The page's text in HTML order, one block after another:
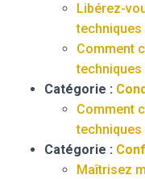
Libérez-
Comment
Catégorie :
Comment
Catégorie :
Maîtrisez